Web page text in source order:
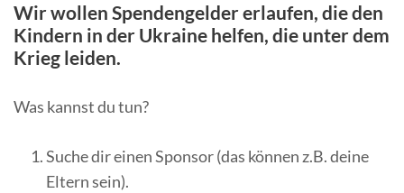
Wir wollen Spendengelder erlaufen, die den
Kindern in der Ukraine helfen, die unter dem
Krieg leiden.
Was kannst du tun?
Suche dir einen Sponsor (das können z.B. deine
Eltern sein).